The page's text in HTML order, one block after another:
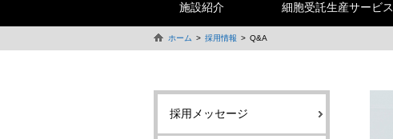
施設紹介 細胞受託生産サービス
ホーム 採用情報 Q&A
採用メッセージ